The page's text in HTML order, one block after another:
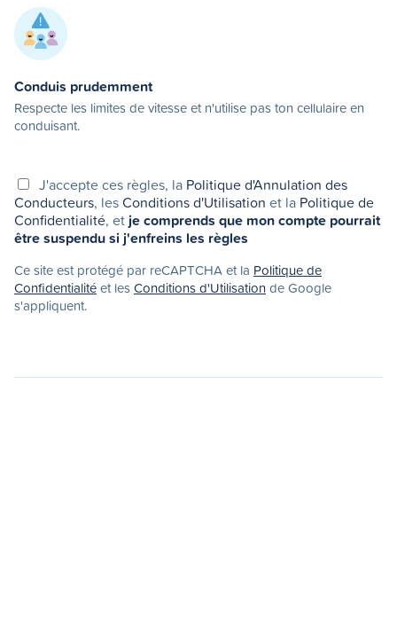
Conduis prudemment
Respecte les limites de vitesse et n'utilise pas ton cellulaire en
conduisant.
J'accepte ces règles, la Politique d'Annulation des
Conducteurs, lesConditions d'Utilisation et la Politique de
Confidentialité, etje comprends que mon compte pourrait
être suspendu si j'enfreins les règles
Ce site est protégé par reCAPTCHA et la Politique de
Confidentialitéet lesConditions d'Utilisationde Google
s'appliquent.